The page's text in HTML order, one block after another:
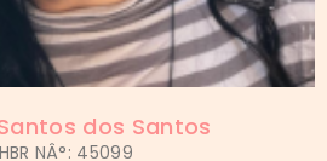
dos Santos
NÂ°: 45099